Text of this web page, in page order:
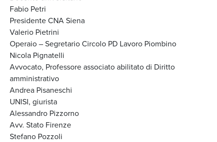
Fabio Petri
Presidente CNA Siena
Valerio Pietrini
Operaio – Segretario Circolo PD Lavoro Piombino
Nicola Pignatelli
Avvocato, Professore associato abilitato di Diritto
amministrativo
Andrea Pisaneschi
UNISI, giurista
Alessandro Pizzorno
Avv. Stato Firenze
Stefano Pozzoli